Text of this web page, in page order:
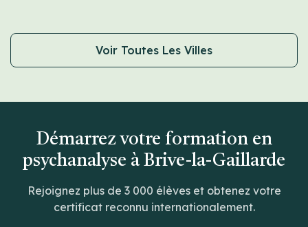
Voir Toutes Les Villes
Démarrez votre formation en
psychanalyse à Brive-la-Gaillarde
Rejoignez plus de 3 000 élèves et obtenez votre
certificat reconnu internationalement.